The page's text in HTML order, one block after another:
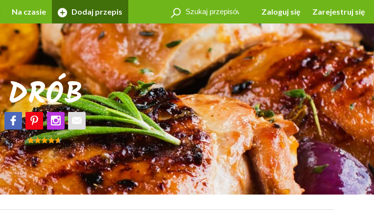
Zaloguj się Zarejestruj się
Na czasie Dodaj przepis
DRÓB